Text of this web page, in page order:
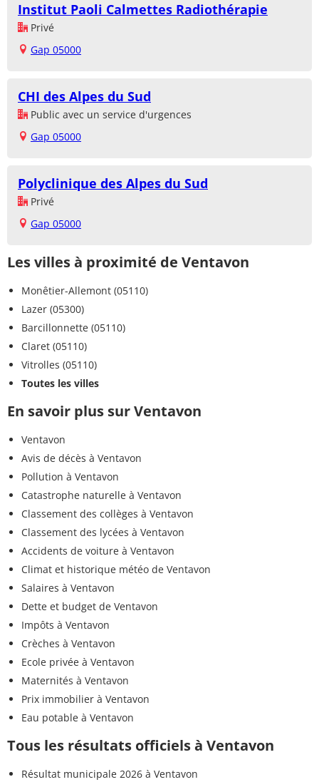
Institut Paoli Calmettes Radiothérapie
Privé
Gap 05000
CHI des Alpes du Sud
Public avec un service d'urgences
Gap 05000
Polyclinique des Alpes du Sud
Privé
Gap 05000
Les villes à proximité de Ventavon
Monêtier-Allemont (05110)
Lazer (05300)
Barcillonnette (05110)
Claret (05110)
Vitrolles (05110)
Toutes les villes
En savoir plus sur Ventavon
Ventavon
Avis de décès à Ventavon
Pollution à Ventavon
Catastrophe naturelle à Ventavon
Classement des collèges à Ventavon
Classement des lycées à Ventavon
Accidents de voiture à Ventavon
Climat et historique météo de Ventavon
Salaires à Ventavon
Dette et budget de Ventavon
Impôts à Ventavon
Crèches à Ventavon
Ecole privée à Ventavon
Maternités à Ventavon
Prix immobilier à Ventavon
Eau potable à Ventavon
Tous les résultats officiels à Ventavon
Résultat municipale 2026 à Ventavon